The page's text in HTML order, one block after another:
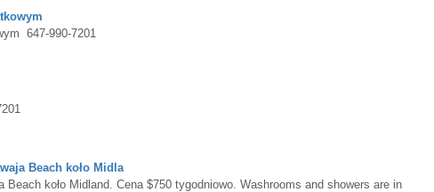
647-990-7201
Beach koło Midla
koło Midland. Cena $750 tygodniowo. Washrooms and showers are in